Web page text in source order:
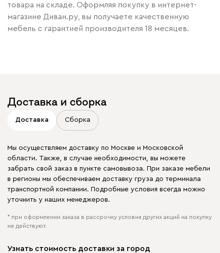
товара на складе. Оформляя покупку в интернет-
магазине Диван.ру, вы получаете качественную
мебель с гарантией производителя 18 месяцев.
Доставка и сборка
Доставка Сборка
Мы осуществляем доставку по Москве и Московской
области. Также, в случае необходимости, вы можете
забрать свой заказ в пункте самовывоза. При заказе мебели
в регионы мы обеспечиваем доставку груза до терминала
транспортной компании. Подробные условия всегда можно
уточнить у наших менеджеров.
* при оформлении заказа в рассрочку условия других акций на покупку
не действуют.
Узнать стоимость доставки за город